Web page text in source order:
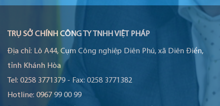
TRỤ SỞ CHÍNH CÔNG TY TNHH VIỆT PHÁP
Địa chỉ: Lô A44, Cụm Công nghiệp Diên Phú, xã Diên Điền,
tỉnh Khánh Hòa
Tel: 0258 3771379 - Fax: 0258 3771382
Hotline: 0967 99 00 99